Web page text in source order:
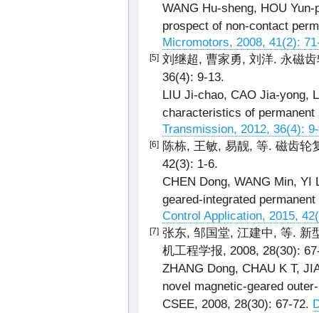
WANG Hu-sheng, HOU
prospect of non-contact
Micromotors, 2008, 41(2):
[5] 刘继超, 曹家勇, 刘洋. 永磁
36(4): 9-13.
LIU Ji-chao, CAO Jia-yong,
characteristics of
Transmission, 2012, 36(4):
[6] 陈栋, 王敏, 易靓, 等. 磁齿轮
42(3): 1-6.
CHEN Dong, WANG Min, YI
geared-integrated
Control Application, 2015,
[7] 张东, 邹国堂, 江建中, 等. 新
机工程学报, 2008, 28(30):
ZHANG Dong, CHAU K T,
novel magnetic-geared
CSEE, 2008, 28(30): 67-72.